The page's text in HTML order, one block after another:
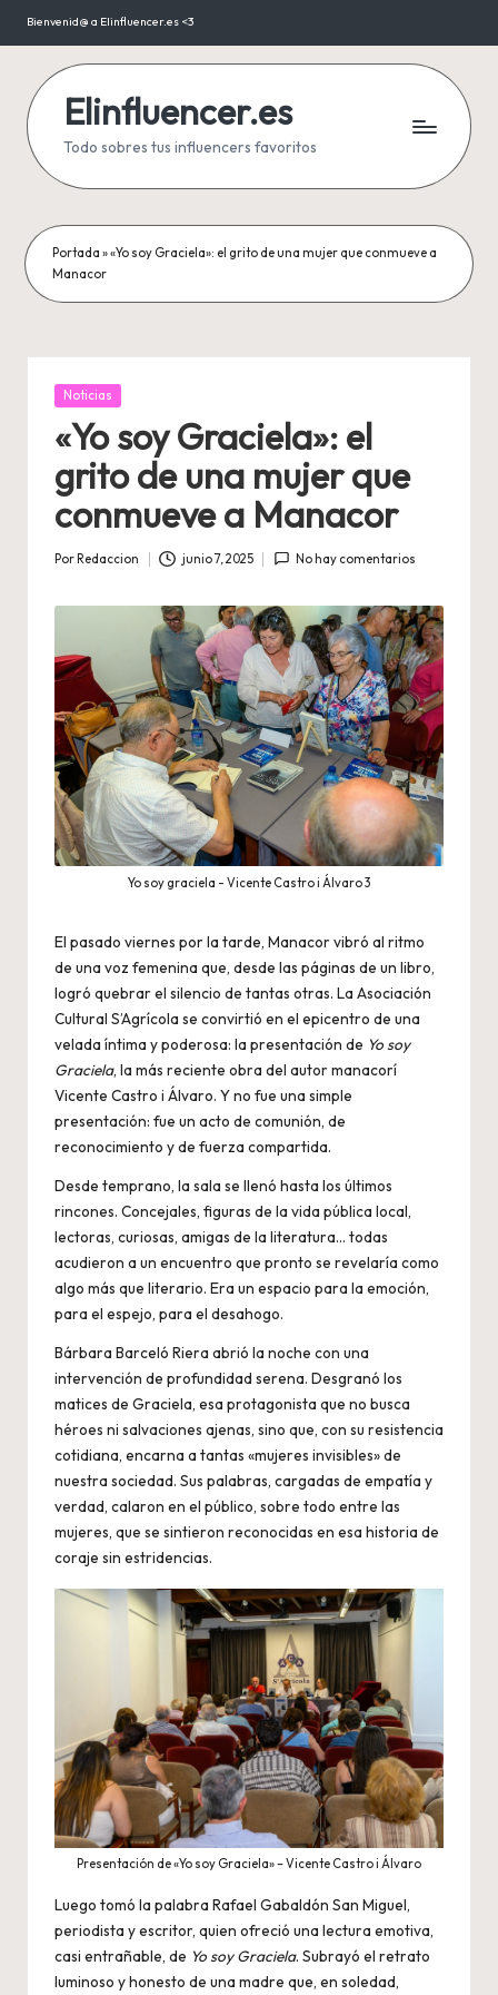
Saltar
contenido
Bienvenid@ a Elinfluencer.es <3
Elinfluencer.es
Todo sobres tus influencers favoritos
Portada »«Yo soy Graciela»: el grito de una mujer que conmueve a
Manacor
Publicada
Noticias
«Yo soy Graciela»: el
grito de una mujer que
conmueve a Manacor
Por Redaccion junio 7, 2025 No hay comentarios
Yo soy graciela - Vicente Castro i Álvaro 3
El pasado viernes por la tarde, Manacor vibró al ritmo
de una voz femenina que, desde las páginas de un libro,
logró quebrar el silencio de tantas otras. La Asociación
Cultural S’Agrícola se convirtió en el epicentro de una
velada íntima y poderosa: la presentación de Yo soy
Graciela, la más reciente obra del autor manacorí
Vicente Castro i Álvaro. Y no fue una simple
presentación: fue un acto de comunión, de
reconocimiento y de fuerza compartida.
Desde temprano, la sala se llenó hasta los últimos
rincones. Concejales, figuras de la vida pública local,
lectoras, curiosas, amigas de la literatura… todas
acudieron a un encuentro que pronto se revelaría como
algo más que literario. Era un espacio para la emoción,
para el espejo, para el desahogo.
Bárbara Barceló Riera abrió la noche con una
intervención de profundidad serena. Desgranó los
matices de Graciela, esa protagonista que no busca
héroes ni salvaciones ajenas, sino que, con su resistencia
cotidiana, encarna a tantas «mujeres invisibles» de
nuestra sociedad. Sus palabras, cargadas de empatía y
verdad, calaron en el público, sobre todo entre las
mujeres, que se sintieron reconocidas en esa historia de
coraje sin estridencias.
Presentación de «Yo soy Graciela» – Vicente Castro i Álvaro
Luego tomó la palabra Rafael Gabaldón San Miguel,
periodista y escritor, quien ofreció una lectura emotiva,
casi entrañable, de Yo soy Graciela. Subrayó el retrato
luminoso y honesto de una madre que, en soledad,